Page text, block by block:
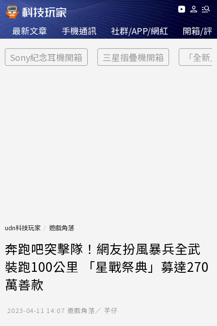
最新文章 手機通訊 社群/APP/網紅 開箱/評
Sony紀念耳機開箱 三星摺疊機開箱 「全新
udn科技玩家 遊戲角落
奔跑吧突擊隊！網友扮風暴兵全武
裝跑100公里 「星戰祭典」募達270
萬善款
2023-04-11 14:07 遊戲角落／ 芋仔